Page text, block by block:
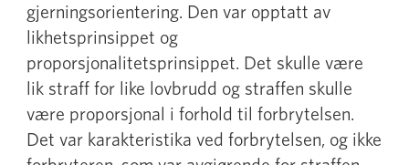
gjerningsorientering. Den var opptatt av
likhetsprinsippet og
proporsjonalitetsprinsippet. Det skulle være
lik straff for like lovbrudd og straffen skulle
være proporsjonal i forhold til forbrytelsen.
Det var karakteristika ved forbrytelsen, og ikke